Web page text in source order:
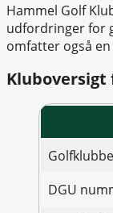
Hammel Golf
udfordringer for
omfatter også
Kluboversigt
DGU